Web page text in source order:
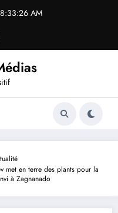
8:33:27 AM
met en terre des plants pour la
à Zagnanado